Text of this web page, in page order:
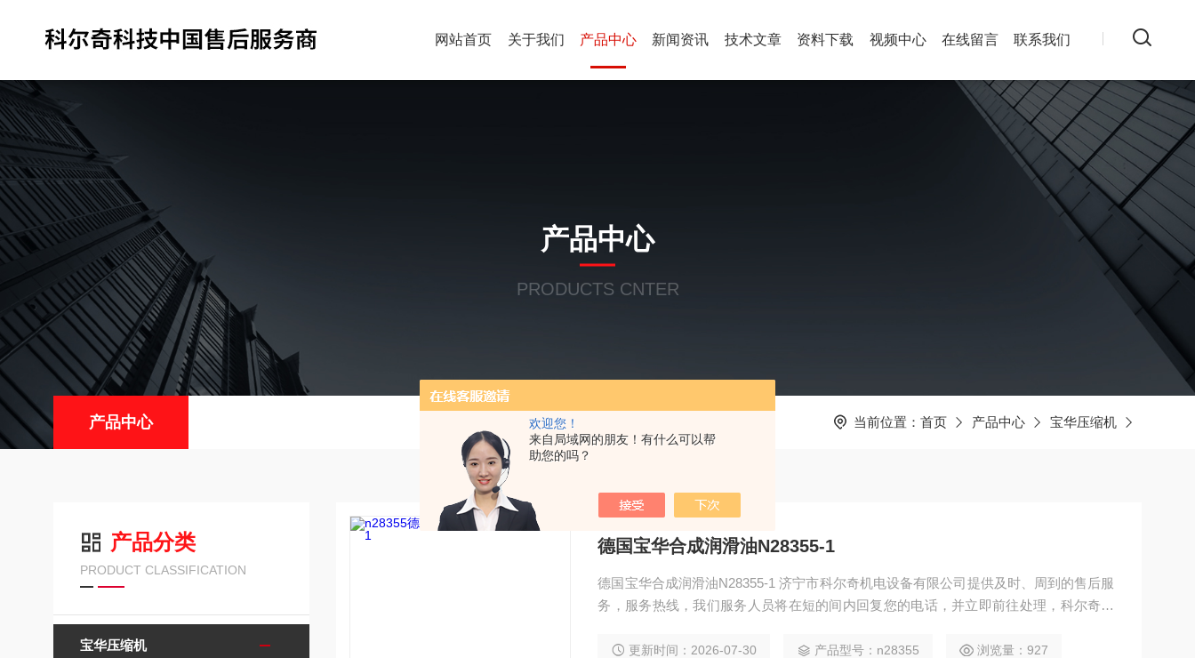
欢迎您！
来自局域网的朋友！有什么可以帮
助您的吗？
网站首页 关于我们 产品中心 新闻资讯 技术文章 资料下载 视频中心 在线留言 联系我们
产品中心
PRODUCTS CNTER
产品中心 当前位置： 首页 产品中心 宝华压缩机
产品分类
PRODUCT CLASSIFICATION
宝华压缩机
德国宝华合成润滑油N28355-1
德国宝华合成润滑油N28355-1 济宁市科尔奇机电设备有限公司提供及时、周到的售后服
务，服务热线，我们服务人员将在短的间内回复您的电话，并立即前往处理，科尔奇呼
养等详情可咨询我们技术人员
更新时间：2026-07-30 产品型号：n28355 浏览量：927